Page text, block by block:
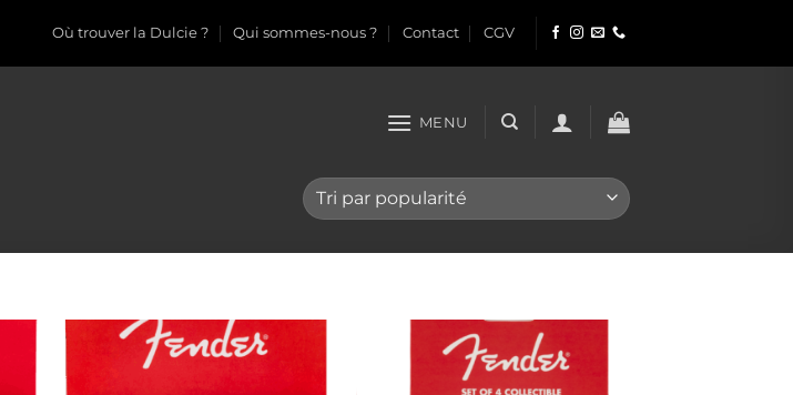
Où trouver la Dulcie ? Qui sommes-nous ? Contact CGV
MENU